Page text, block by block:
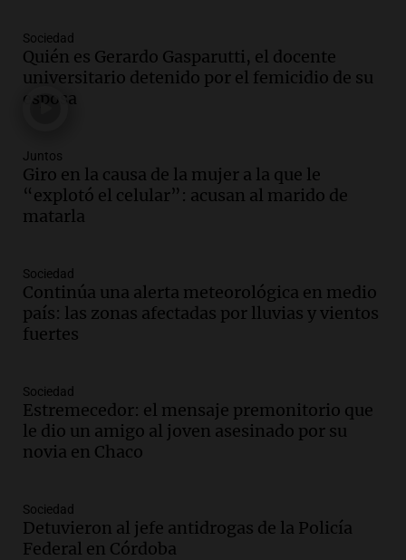
Audio.
privada: el ruido que tapa cosas
importantes
Editorial
Audio.
niños con cáncer reciban regalos por el
día del niño.
La Argentina Posible
se mudó a Córdoba y hoy lleva la
bandera de la universidad
La Argentina Posible
Episodios
una mejora económica, pero modera
sus expectativas
Ahora país
Episodios
Rosario: "Vamos a estar entre los
primeros ocho"
Deportes Rosario
Sociedad
Quién es Gerardo Gasparutti, el docente
universitario detenido por el femicidio de su
esposa
Juntos
Giro en la causa de la mujer a la que le
“explotó el celular”: acusan al marido de
matarla
Sociedad
Continúa una alerta meteorológica en medio
país: las zonas afectadas por lluvias y vientos
fuertes
Sociedad
Estremecedor: el mensaje premonitorio que
le dio un amigo al joven asesinado por su
novia en Chaco
Sociedad
Detuvieron al jefe antidrogas de la Policía
Federal en Córdoba